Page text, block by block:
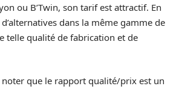
ou B’Twin, son tarif est attractif. En
dans la même gamme de
telle qualité de fabrication et de
que le rapport qualité/prix est un